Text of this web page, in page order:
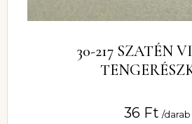
30-217 SZATÉN
36 Ft /darab